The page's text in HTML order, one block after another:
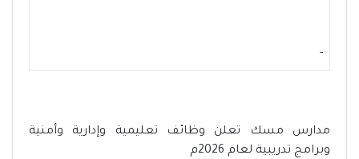
-
مدارس مسك تعلن وظائف تعليمية وإدارية وأمنية
وبرامج تدريبية لعام 2026م